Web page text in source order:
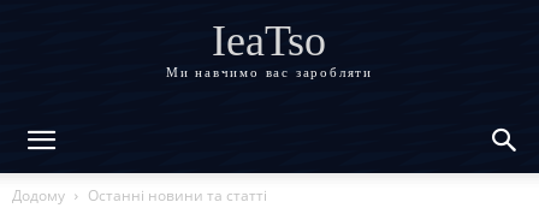
IeaTso
Ми навчимо вас заробляти
Додому Останні новини та статті